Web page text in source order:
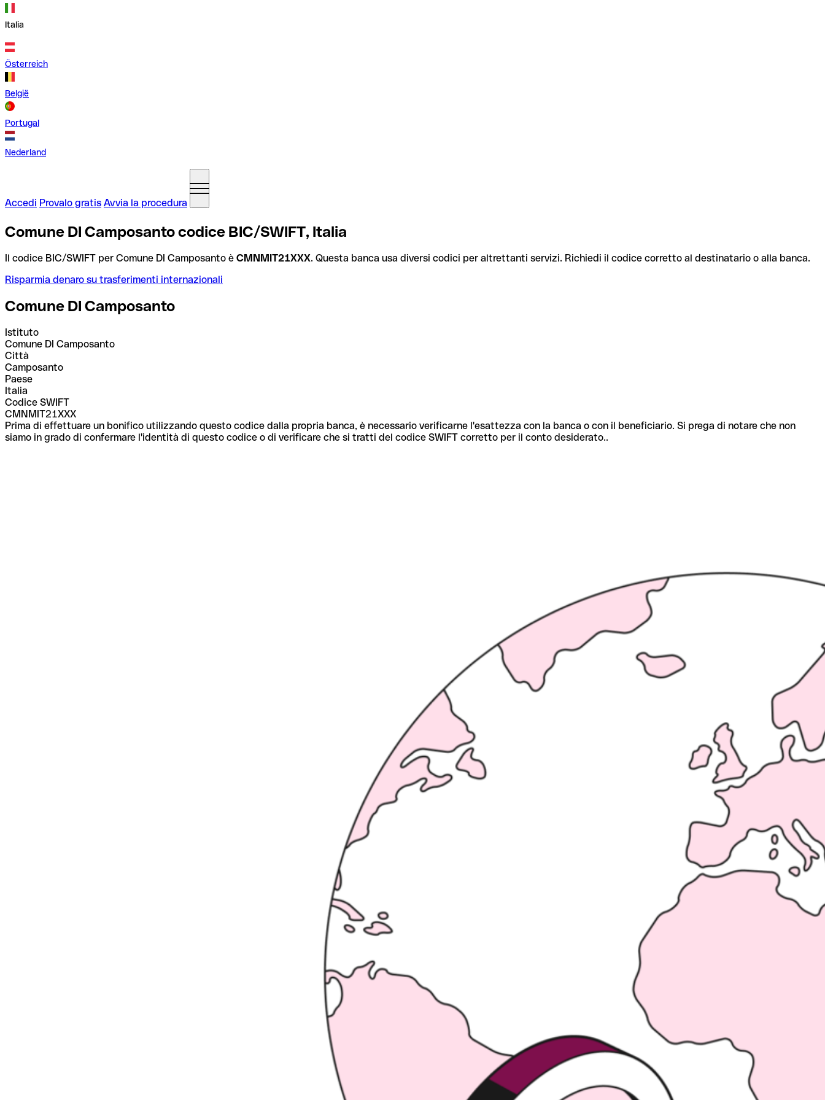
Italia
Österreich
België
Portugal
Nederland
Accedi Provalo gratis Avvia la procedura
Comune DI Camposanto codice BIC/SWIFT, Italia
Il codice BIC/SWIFT per Comune DI Camposanto è CMNMIT21XXX. Questa banca usa diversi codici per altrettanti servizi. Richiedi il codice corretto al destinatario o alla banca.
Risparmia denaro su trasferimenti internazionali
Comune DI Camposanto
Istituto
Comune DI Camposanto
Città
Camposanto
Paese
Italia
Codice SWIFT
CMNMIT21XXX
Prima di effettuare un bonifico utilizzando questo codice dalla propria banca, è necessario verificarne l'esattezza con la banca o con il beneficiario. Si prega di notare che non
siamo in grado di confermare l'identità di questo codice o di verificare che si tratti del codice SWIFT corretto per il conto desiderato..